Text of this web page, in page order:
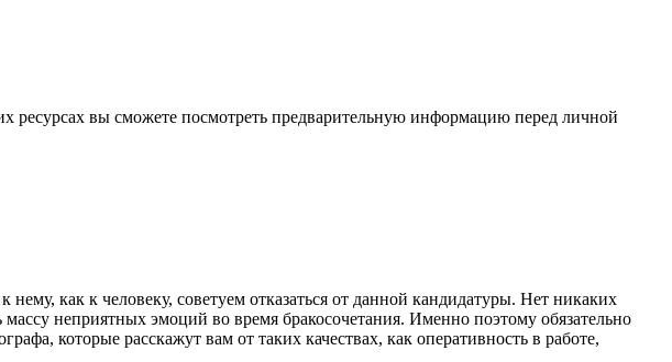
ресурсах вы сможете посмотреть предварительную информацию перед личной
как к человеку, советуем отказаться от данной кандидатуры. Нет никаких
неприятных эмоций во время бракосочетания. Именно поэтому обязательно
которые расскажут вам от таких качествах, как оперативность в работе,